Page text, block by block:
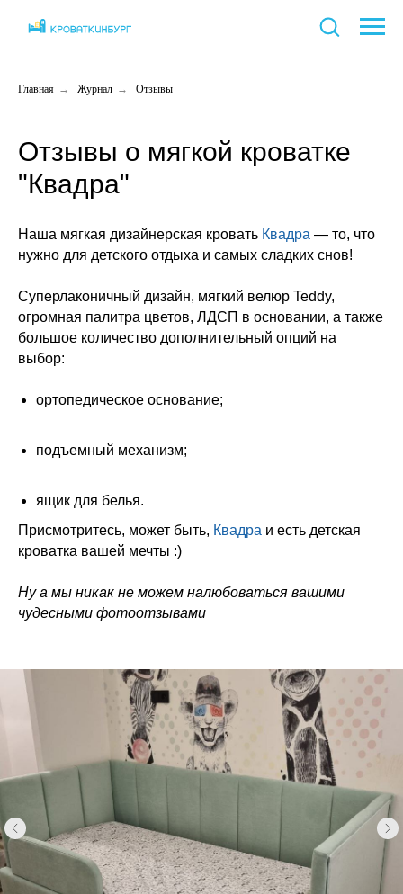
Главная → Журнал → Отзывы
Отзывы о мягкой кроватке
"Квадра"
Наша мягкая дизайнерская кровать Квадра — то, что
нужно для детского отдыха и самых сладких снов!
Суперлаконичный дизайн, мягкий велюр Teddy,
огромная палитра цветов, ЛДСП в основании, а также
большое количество дополнительный опций на
выбор:
ортопедическое основание;
подъемный механизм;
ящик для белья.
Присмотритесь, может быть, Квадра и есть детская
кроватка вашей мечты :)
Ну а мы никак не можем налюбоваться вашими
чудесными фотоотзывами